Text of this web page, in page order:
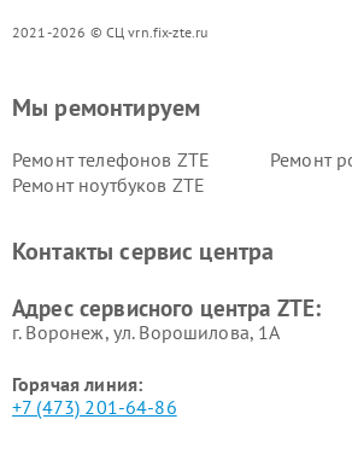
2021-2026 © СЦ vrn.fix-zte.ru
Мы ремонтируем
Ремонт телефонов ZTE
Ремонт
Ремонт ноутбуков ZTE
Контакты сервис центра
Адрес сервисного центра ZTE:
г. Воронеж, ул. Ворошилова, 1А
Горячая линия:
+7 (473) 201-64-86